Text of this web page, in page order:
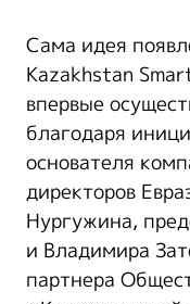
Сама идея
Kazakhstan
впервые
благодаря
основателя
директоров
Нургужина,
и Владимира
партнера